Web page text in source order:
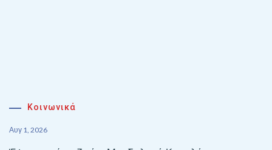
Κοινωνικά
Αυγ 1, 2026